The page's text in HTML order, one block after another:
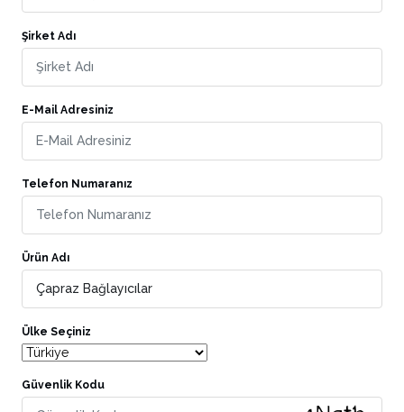
Şirket Adı
E-Mail Adresiniz
Telefon Numaranız
Ürün Adı
Ülke Seçiniz
Güvenlik Kodu